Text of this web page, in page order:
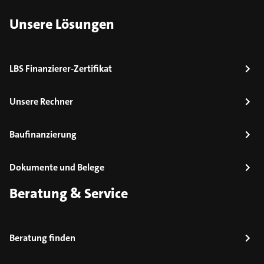
Unsere Lösungen
LBS Finanzierer-Zertifikat
Unsere Rechner
Baufinanzierung
Dokumente und Belege
Beratung & Service
Beratung finden